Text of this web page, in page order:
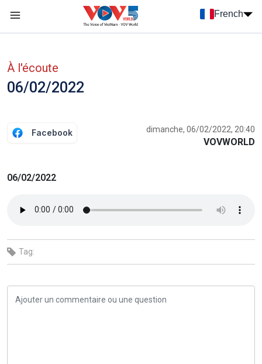
French
À l'écoute
06/02/2022
Facebook dimanche, 06/02/2022, 20:40
VOVWORLD
06/02/2022
Tag: